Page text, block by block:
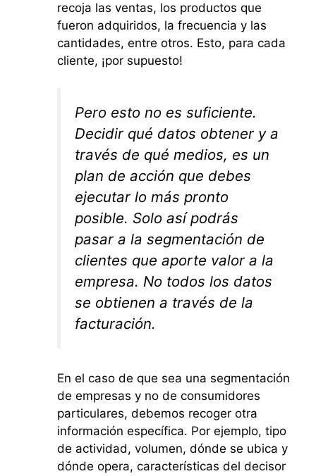
recoja las ventas, los productos que
fueron adquiridos, la frecuencia y las
cantidades, entre otros. Esto, para cada
cliente, ¡por supuesto!
Pero esto no es suficiente.
Decidir qué datos obtener y a
través de qué medios, es un
plan de acción que debes
ejecutar lo más pronto
posible. Solo así podrás
pasar a la segmentación de
clientes que aporte valor a la
empresa. No todos los datos
se obtienen a través de la
facturación.
En el caso de que sea una segmentación
de empresas y no de consumidores
particulares, debemos recoger otra
información específica. Por ejemplo, tipo
de actividad, volumen, dónde se ubica y
dónde opera, características del decisor